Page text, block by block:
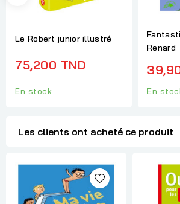
Le Robert junior illustré
75,200 TND
En stock
Renard
En
Les clients ont acheté ce produit